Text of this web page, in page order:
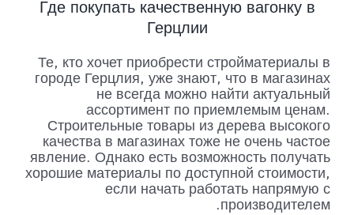
Где покупать качественную вагонку в
Герцлии
Те, кто хочет приобрести стройматериалы в
городе Герцлия, уже знают, что в магазинах
не всегда можно найти актуальный
ассортимент по приемлемым ценам.
Строительные товары из дерева высокого
качества в магазинах тоже не очень частое
явление. Однако есть возможность получать
хорошие материалы по доступной стоимости,
если начать работать напрямую с
производителем.